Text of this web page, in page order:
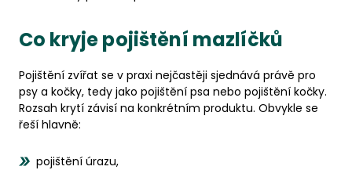
Co kryje pojištění mazlíčků
Pojištění zvířat se v praxi nejčastěji sjednává právě pro
psy a kočky, tedy jako pojištění psa nebo pojištění kočky.
Rozsah krytí závisí na konkrétním produktu. Obvykle se
řeší hlavně:
pojištění úrazu,